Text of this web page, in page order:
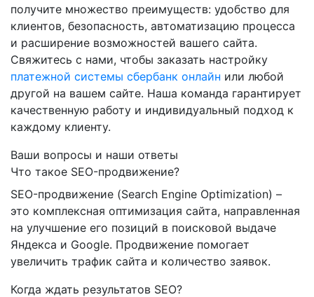
получите множество преимуществ: удобство для
клиентов, безопасность, автоматизацию процесса
и расширение возможностей вашего сайта.
Свяжитесь с нами, чтобы заказать настройку
платежной системы сбербанк онлайн или любой
другой на вашем сайте. Наша команда гарантирует
качественную работу и индивидуальный подход к
каждому клиенту.
Ваши вопросы и наши ответы
Что такое SEO-продвижение?
SEO-продвижение (Search Engine Optimization) –
это комплексная оптимизация сайта, направленная
на улучшение его позиций в поисковой выдаче
Яндекса и Google. Продвижение помогает
увеличить трафик сайта и количество заявок.
Когда ждать результатов SEO?